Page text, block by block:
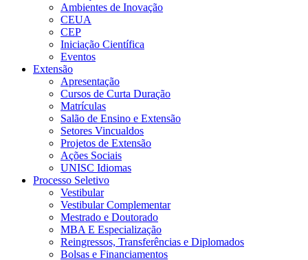
Ambientes de Inovação
CEUA
CEP
Iniciação Científica
Eventos
Extensão
Apresentação
Cursos de Curta Duração
Matrículas
Salão de Ensino e Extensão
Setores Vincualdos
Projetos de Extensão
Ações Sociais
UNISC Idiomas
Processo Seletivo
Vestibular
Vestibular Complementar
Mestrado e Doutorado
MBA E Especialização
Reingressos, Transferências e Diplomados
Bolsas e Financiamentos